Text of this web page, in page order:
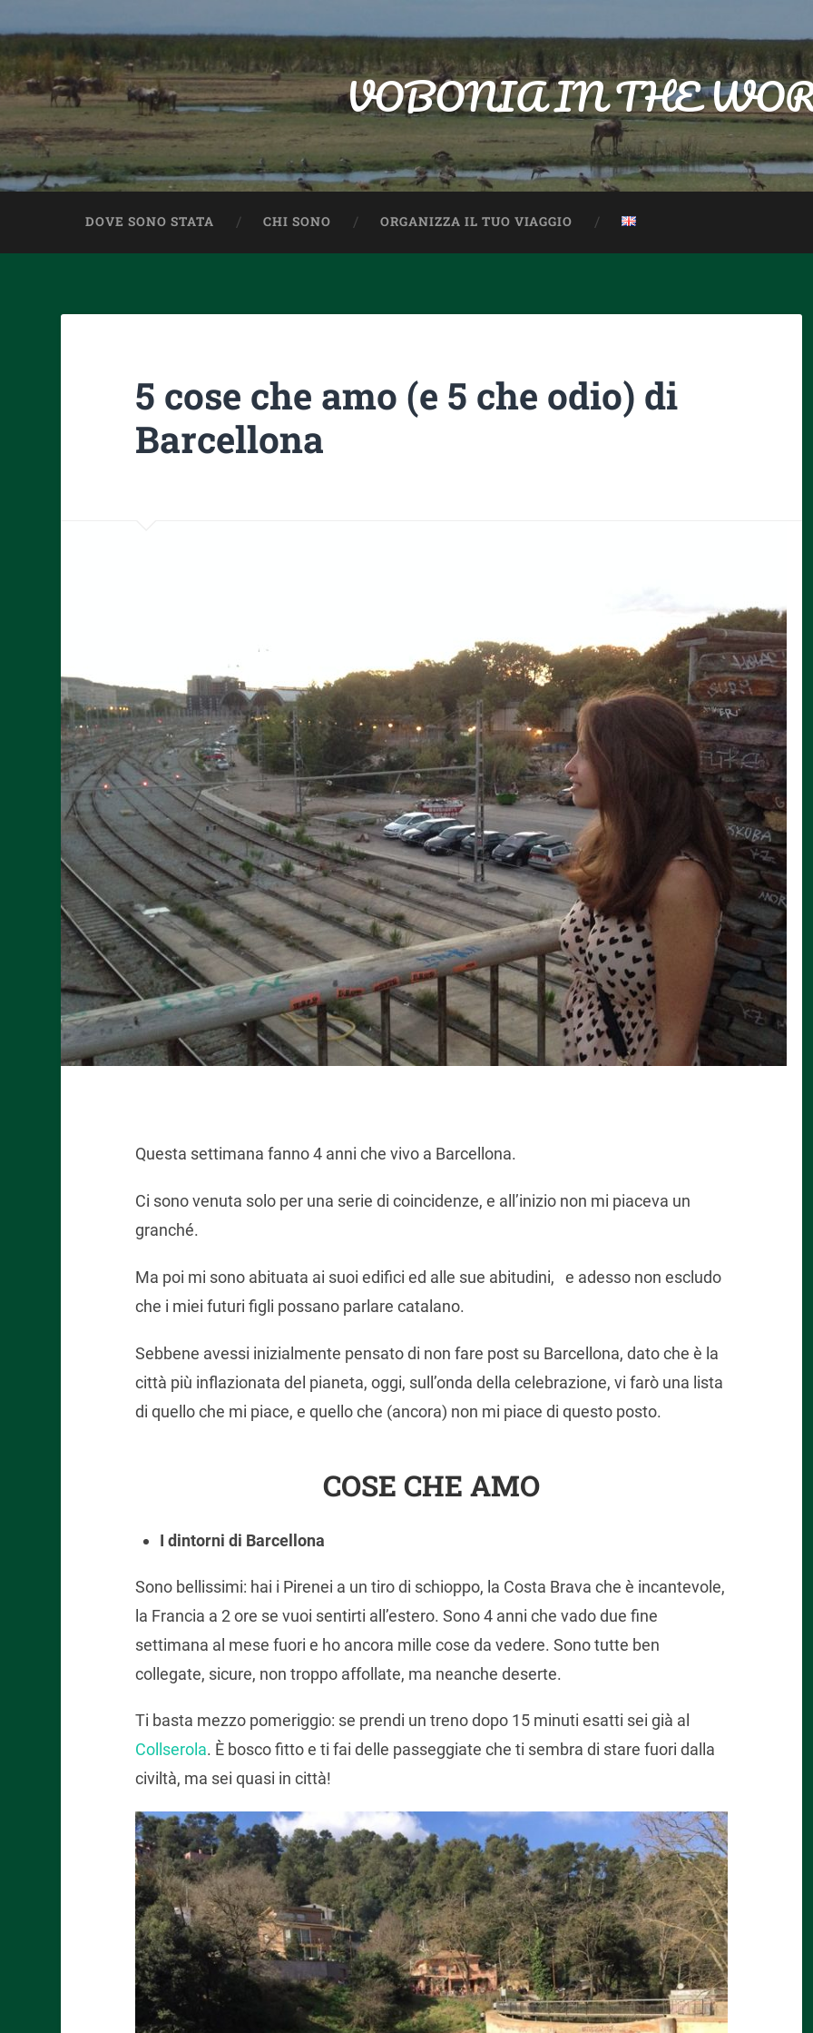
VOBONIA IN THE
DOVE SONO STATA CHI SONO ORGANIZZA IL TUO VIAGGIO
5 cose che amo (e 5 che odio) di
Barcellona
Questa settimana fanno 4 anni che vivo a Barcellona.
Ci sono venuta solo per una serie di coincidenze, e all’inizio non mi piaceva un
granché.
Ma poi mi sono abituata ai suoi edifici ed alle sue abitudini, e adesso non escludo
che i miei futuri figli possano parlare catalano.
Sebbene avessi inizialmente pensato di non fare post su Barcellona, dato che è la
città più inflazionata del pianeta, oggi, sull’onda della celebrazione, vi farò una lista
di quello che mi piace, e quello che (ancora) non mi piace di questo posto.
COSE CHE AMO
I dintorni di Barcellona
Sono bellissimi: hai i Pirenei a un tiro di schioppo, la Costa Brava che è incantevole,
la Francia a 2 ore se vuoi sentirti all’estero. Sono 4 anni che vado due fine
settimana al mese fuori e ho ancora mille cose da vedere. Sono tutte ben
collegate, sicure, non troppo affollate, ma neanche deserte.
Ti basta mezzo pomeriggio: se prendi un treno dopo 15 minuti esatti sei già al
Collserola. È bosco fitto e ti fai delle passeggiate che ti sembra di stare fuori dalla
civiltà, ma sei quasi in città!